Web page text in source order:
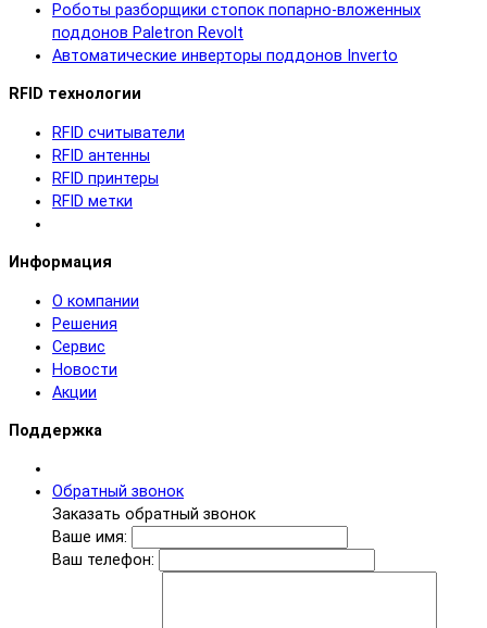
Роботы разборщики стопок попарно-вложенных
поддонов Paletron Revolt
Автоматические инверторы поддонов Inverto
RFID технологии
RFID cчитыватели
RFID антенны
RFID принтеры
RFID метки
Информация
О компании
Решения
Сервис
Новости
Акции
Поддержка
Обратный звонок
Заказать обратный звонок
Ваше имя:
Ваш телефон: